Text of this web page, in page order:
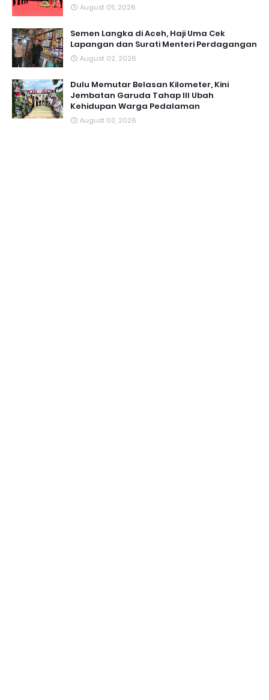
August 05, 2026
Semen Langka di Aceh, Haji Uma Cek
Lapangan dan Surati Menteri Perdagangan
August 02, 2026
Dulu Memutar Belasan Kilometer, Kini
Jembatan Garuda Tahap III Ubah
Kehidupan Warga Pedalaman ‎
August 03, 2026